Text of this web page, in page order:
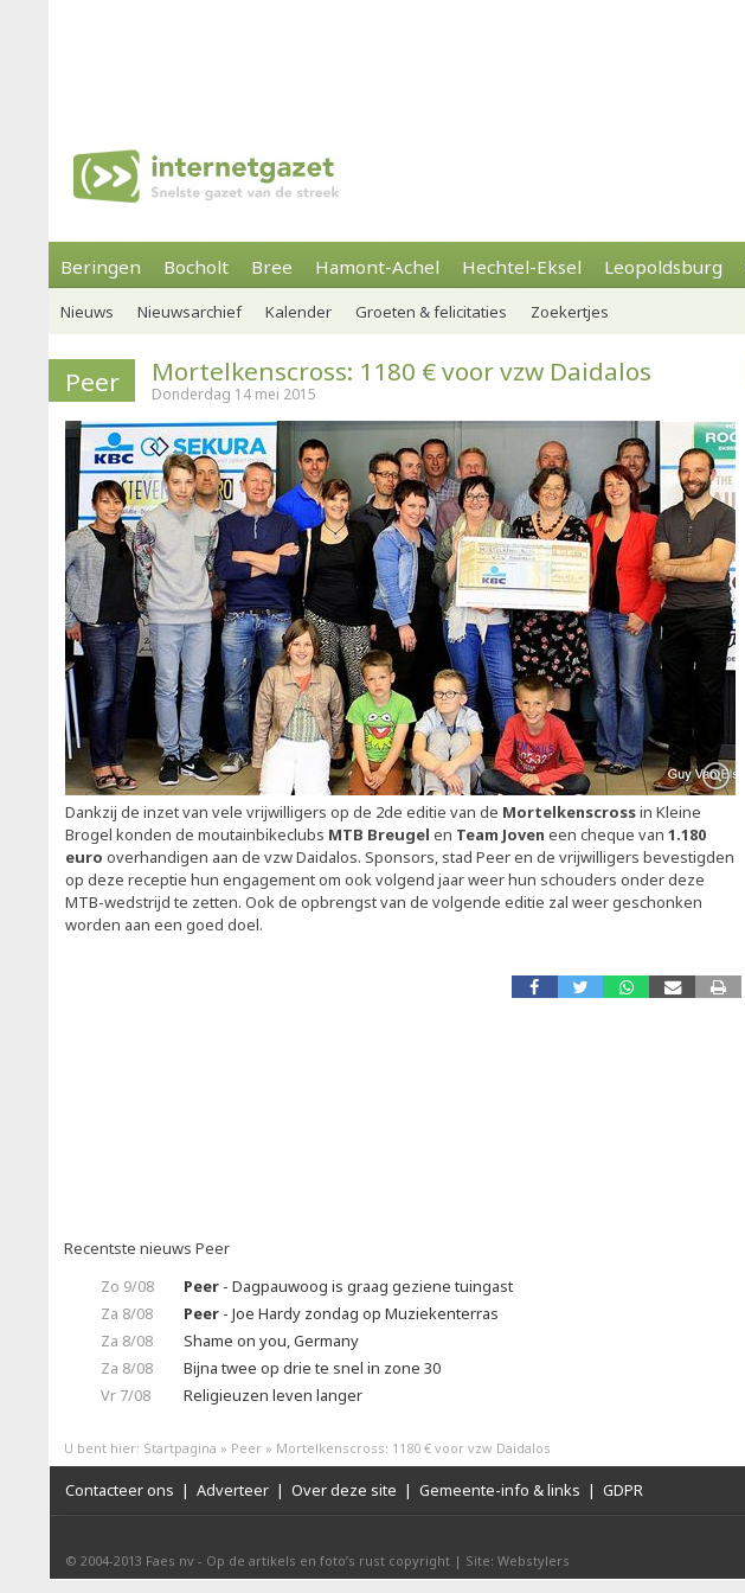
Beringen Bocholt Bree Hamont-Achel Hechtel-Eksel Leopoldsburg
Nieuws Nieuwsarchief Kalender Groeten & felicitaties Zoekertjes
Peer Mortelkenscross: 1180 € voor vzw Daidalos
Donderdag 14 mei 2015
Dankzij de inzet van vele vrijwilligers op de 2de editie van de Mortelkenscrossin Kleine
Brogel konden de moutainbikeclubs MTB Breugel en Team Joven een cheque van 1.180
euro overhandigen aan de vzw Daidalos. Sponsors, stad Peer en de vrijwilligers bevestigden
op deze receptie hun engagement om ook volgend jaar weer hun schouders onder deze
MTB-wedstrijd te zetten. Ook de opbrengst van de volgende editie zal weer geschonken
worden aan een goed doel.
Recentste nieuws Peer
Zo 9/08
Peer - Dagpauwoog is graag geziene tuingast
Za 8/08
Peer - Joe Hardy zondag op Muziekenterras
Za 8/08
Shame on you, Germany
Za 8/08
Bijna twee op drie te snel in zone 30
Vr 7/08
Religieuzen leven langer
U bent hier: Startpagina » Peer » Mortelkenscross: 1180 € voor vzw Daidalos
Contacteer ons | Adverteer | Over deze site | Gemeente-info & links | GDPR
© 2004-2013 Faes nv - Op de artikels en foto’s rust copyright | Site: Webstylers